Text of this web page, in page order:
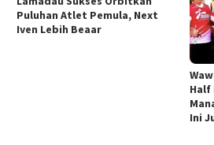
Puluhan Atlet Pemula, Next
Iven Lebih Beaar
Half
Ini